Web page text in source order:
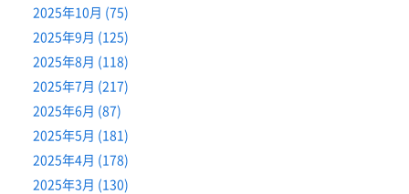
2025年10月 (75)
2025年9月 (125)
2025年8月 (118)
2025年7月 (217)
2025年6月 (87)
2025年5月 (181)
2025年4月 (178)
2025年3月 (130)